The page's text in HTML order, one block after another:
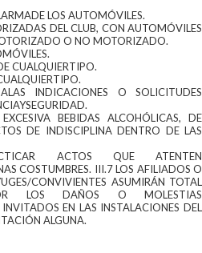
LOS AUTOMÓVILES.
DEL CLUB, CON AUTOMÓVILES
O NO MOTORIZADO.
CUALQUIERTIPO.
INDICACIONES O SOLICITUDES
BEBIDAS ALCOHÓLICAS, DE
DE INDISCIPLINA DENTRO DE LAS
ACTOS QUE ATENTEN
COSTUMBRES. III.7 LOS AFILIADOS O
CONVIVIENTES ASUMIRÁN TOTAL
LOS DAÑOS O MOLESTIAS
EN LAS INSTALACIONES DEL
ALGUNA.